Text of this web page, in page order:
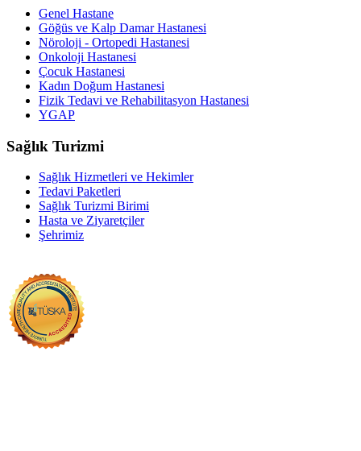
Genel Hastane
Göğüs ve Kalp Damar Hastanesi
Nöroloji - Ortopedi Hastanesi
Onkoloji Hastanesi
Çocuk Hastanesi
Kadın Doğum Hastanesi
Fizik Tedavi ve Rehabilitasyon Hastanesi
YGAP
Sağlık Turizmi
Sağlık Hizmetleri ve Hekimler
Tedavi Paketleri
Sağlık Turizmi Birimi
Hasta ve Ziyaretçiler
Şehrimiz